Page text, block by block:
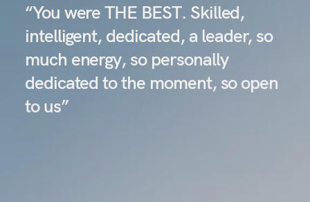
“You were THE BEST. Skilled,
intelligent, dedicated, a leader, so
much energy, so personally
dedicated to the moment, so open
to us”